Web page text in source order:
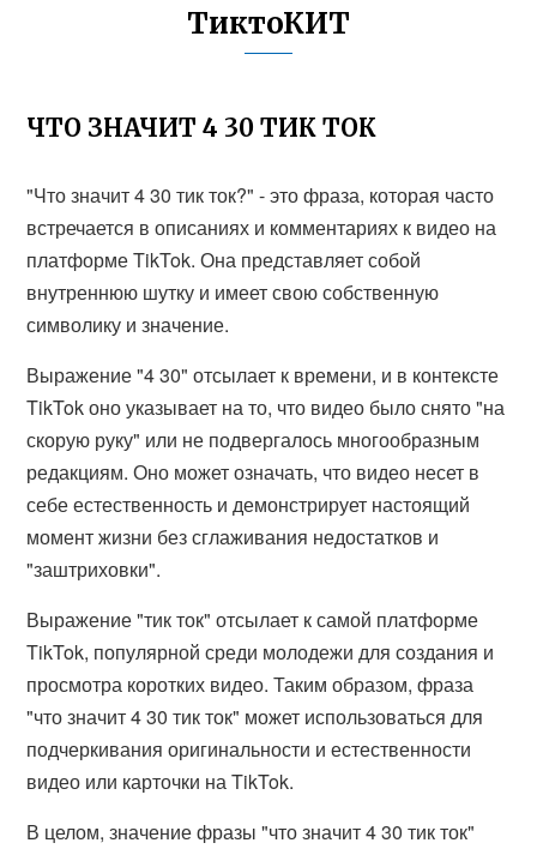
ТиктоКИТ
ЧТО ЗНАЧИТ 4 30 ТИК ТОК
"Что значит 4 30 тик ток?" - это фраза, которая часто
встречается в описаниях и комментариях к видео на
платформе TikTok. Она представляет собой
внутреннюю шутку и имеет свою собственную
символику и значение.
Выражение "4 30" отсылает к времени, и в контексте
TikTok оно указывает на то, что видео было снято "на
скорую руку" или не подвергалось многообразным
редакциям. Оно может означать, что видео несет в
себе естественность и демонстрирует настоящий
момент жизни без сглаживания недостатков и
"заштриховки".
Выражение "тик ток" отсылает к самой платформе
TikTok, популярной среди молодежи для создания и
просмотра коротких видео. Таким образом, фраза
"что значит 4 30 тик ток" может использоваться для
подчеркивания оригинальности и естественности
видео или карточки на TikTok.
В целом, значение фразы "что значит 4 30 тик ток"